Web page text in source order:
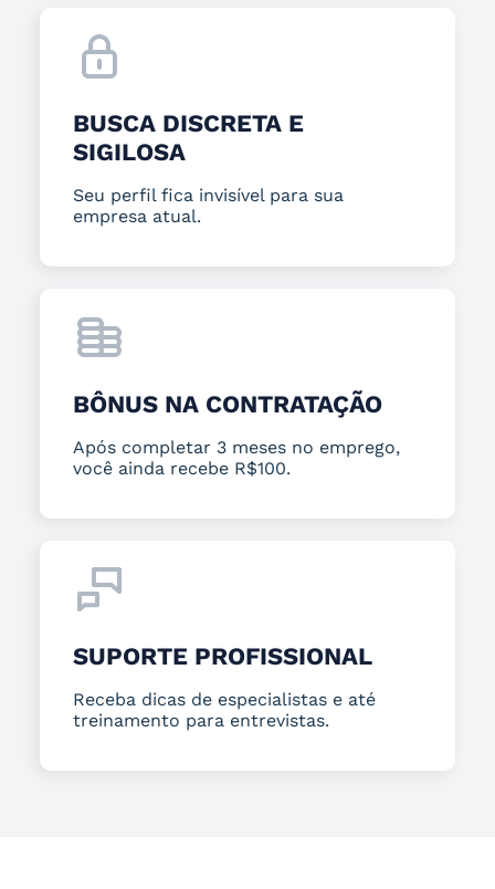
BUSCA DISCRETA E
SIGILOSA
Seu perfil fica invisível para sua
empresa atual.
BÔNUS NA CONTRATAÇÃO
Após completar 3 meses no emprego,
você ainda recebe R$100.
SUPORTE PROFISSIONAL
Receba dicas de especialistas e até
treinamento para entrevistas.